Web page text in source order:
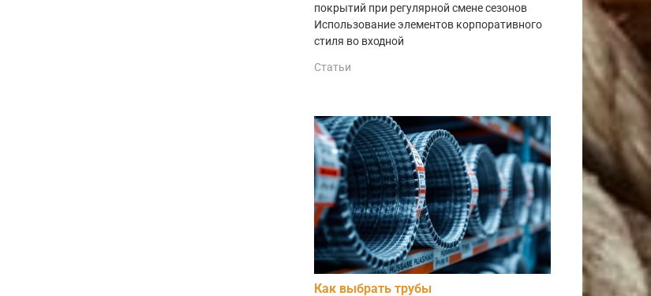
покрытий при регулярной смене сезонов
Использование элементов корпоративного
стиля во входной
Статьи
Как выбрать трубы